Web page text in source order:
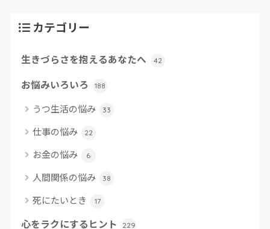
カテゴリー
生きづらさを抱えるあなたへ 42
お悩みいろいろ 188
うつ生活の悩み 33
仕事の悩み 22
お金の悩み 6
人間関係の悩み 38
死にたいとき 17
心をラクにするヒント 229